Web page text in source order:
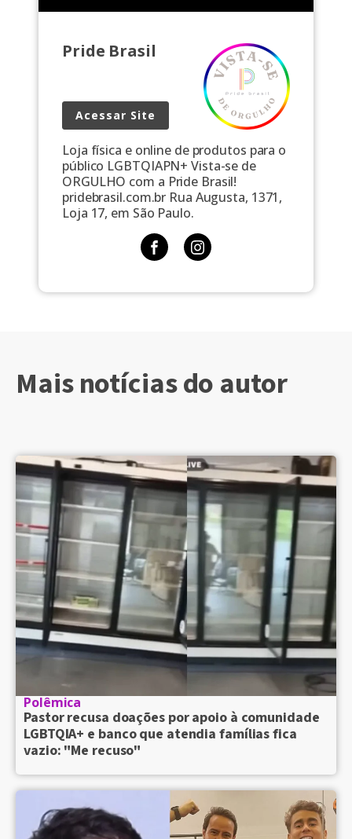
Pride Brasil
Acessar Site
Loja física e online de produtos para o
público LGBTQIAPN+ Vista-se de
ORGULHO com a Pride Brasil!
pridebrasil.com.br Rua Augusta, 1371,
Loja 17, em São Paulo.
Mais notícias do autor
Polêmica
Pastor recusa doações por apoio à comunidade
LGBTQIA+ e banco que atendia famílias fica
vazio: "Me recuso"